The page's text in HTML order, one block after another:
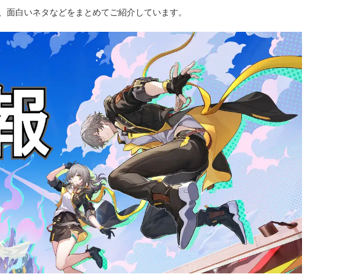
白いネタなどをまとめてご紹介しています。